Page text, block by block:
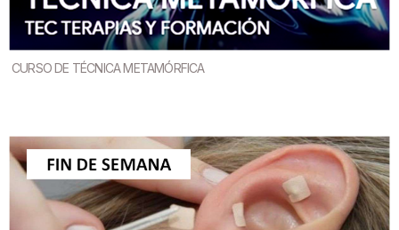
CURSO DE TÉCNICA METAMÓRFICA